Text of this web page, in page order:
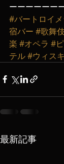
ーーーーーー
#バートロイメ
宿バー #歌舞
楽 #オペラ #
テル#ウィス
最新記事